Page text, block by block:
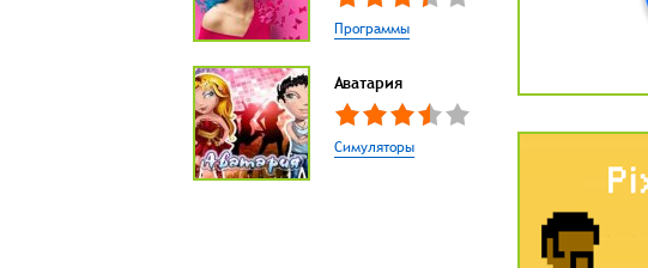
Программы
Аватария
Симуляторы